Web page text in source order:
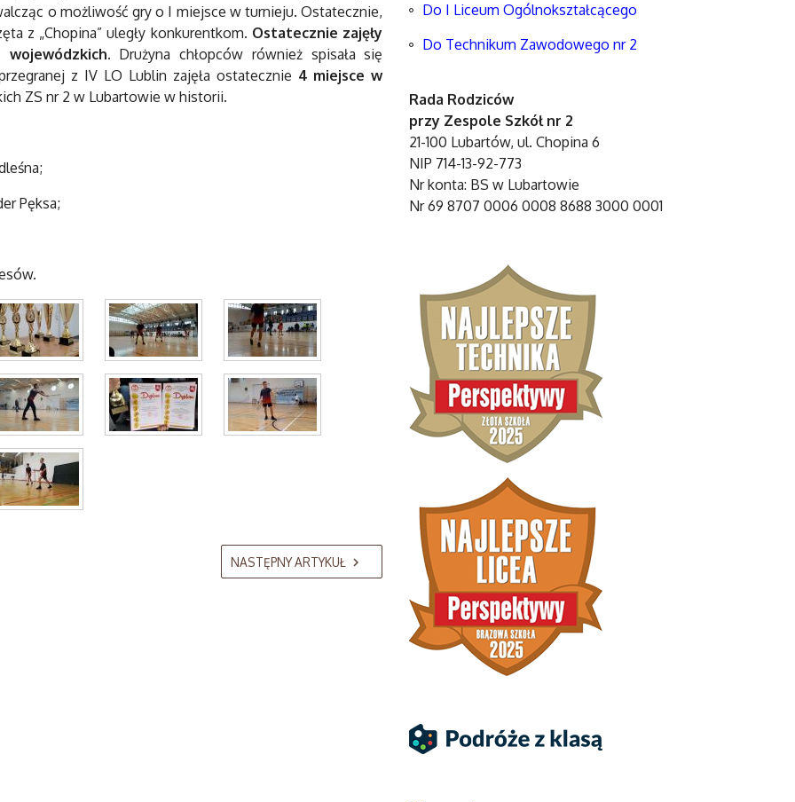
o możliwość gry o I miejsce w turnieju. Ostatecznie,
z „Chopina” uległy konkurentkom. Ostatecznie zajęły
Drużyna chłopców również spisała się
z IV LO Lublin zajęła ostatecznie 4 miejsce w
ZS nr 2 w Lubartowie w historii.
Pęksa;
NASTĘPNY ARTYKUŁ
Do I Liceum Ogólnokształcącego
Do Technikum Zawodowego nr 2
Rada Rodziców
przy Zespole Szkół nr 2
21-100 Lubartów, ul. Chopina 6
NIP 714-13-92-773
Nr konta: BS w Lubartowie
Nr 69 8707 0006 0008 8688 3000 0001